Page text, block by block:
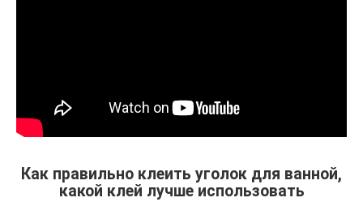
Как правильно клеить уголок для ванной,
какой клей лучше использовать